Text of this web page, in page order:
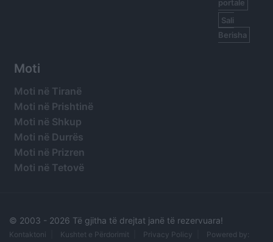
portale
Sali
Berisha
Moti
Moti në Tiranë
Moti në Prishtinë
Moti në Shkup
Moti në Durrës
Moti në Prizren
Moti në Tetovë
© 2003 - 2026 Të gjitha të drejtat janë të rezervuara!
Kontaktoni Kushtet e Përdorimit Privacy Policy Powered by: